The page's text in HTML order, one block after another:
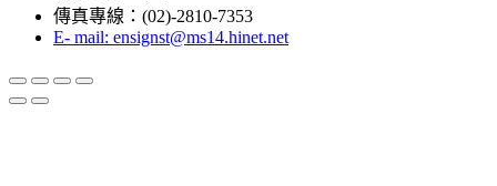
傳真專線：(02)-2810-7353
E- mail: ensignst@ms14.hinet.net